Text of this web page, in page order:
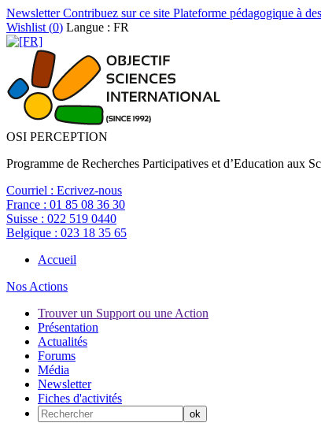
NewsletterContribuez sur ce site Plateforme pédagogique à
Wishlist (0) Langue : FR
OSI PERCEPTION
Programme de Recherches Participatives et d’Education aux
Courriel : Ecrivez-nous
France : 01 85 08 36 30
Suisse : 022 519 0440
Belgique : 023 18 35 65
Accueil
Nos Actions
Trouver un Support ou une Action
Présentation
Actualités
Forums
Média
Newsletter
Fiches d'activités